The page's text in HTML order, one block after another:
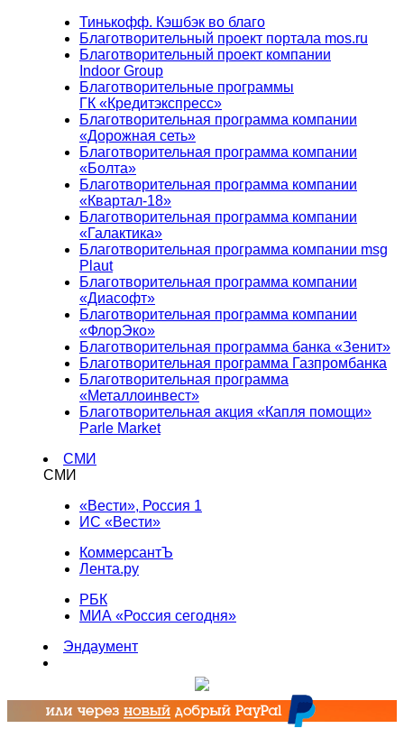
Тинькофф. Кэшбэк во благо
Благотворительный проект портала mos.ru
Благотворительный проект компании
Indoor Group
Благотворительные программы
ГК «Кредитэкспресс»
Благотворительная программа компании
«Дорожная сеть»
Благотворительная программа компании
«Болта»
Благотворительная программа компании
«Квартал-18»
Благотворительная программа компании
«Галактика»
Благотворительная программа компании msg
Plaut
Благотворительная программа компании
«Диасофт»
Благотворительная программа компании
«ФлорЭко»
Благотворительная программа банка «Зенит»
Благотворительная программа Газпромбанка
Благотворительная программа
«Металлоинвест»
Благотворительная акция «Капля помощи»
Parle Market
СМИ
СМИ
«Вести», Россия 1
ИС «Вести»
КоммерсантЪ
Лента.ру
РБК
МИА «Россия сегодня»
Эндаумент